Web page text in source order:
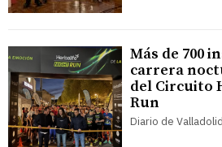
Más de 700
carrera
del Circuito
Run
Diario de